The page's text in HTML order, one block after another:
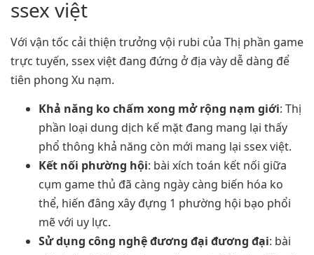
ssex việt
Với vận tốc cải thiện trưởng vội rubi của Thị phần game
trực tuyến, ssex việt đang đứng ở địa vày dễ dàng để
tiên phong Xu nạm.
Khả năng ko chấm xong mở rộng nạm giới: Thị
phần loại dung dịch kế mặt đang mang lại thấy
phổ thông khả năng còn mới mang lại ssex việt.
Kết nối phường hội: bài xích toán kết nối giữa
cụm game thủ đã càng ngày càng biến hóa ko
thể, hiến đâng xây đựng 1 phường hội bạo phổi
mẽ với uy lực.
Sử dụng công nghệ đương đại đương đại: bài